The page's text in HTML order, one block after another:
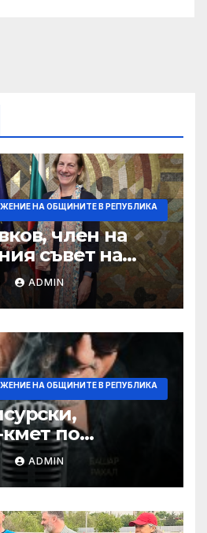
НА ОБЩИНИТЕ В РЕПУБЛИКА
член на
съвет на
на община
на
и общините не
очакванията за
ADMIN
НА ОБЩИНИТЕ В РЕПУБЛИКА
по
общинските
„черна
ADMIN